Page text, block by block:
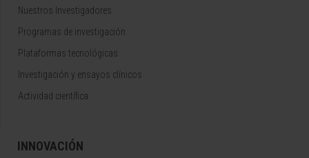
Nuestros Investigadores
Programas de investigación
Plataformas tecnológicas
Investigación y ensayos clínicos
Actividad científica
INNOVACIÓN